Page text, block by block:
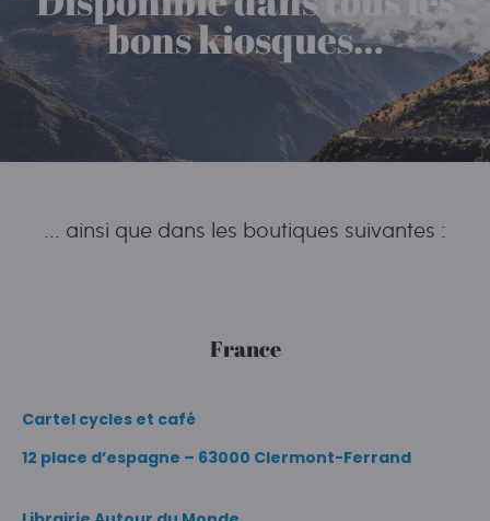
bons kiosques…
... ainsi que dans les boutiques suivantes :
France
Cartel cycles et café
12 place d’espagne – 63000 Clermont-Ferrand